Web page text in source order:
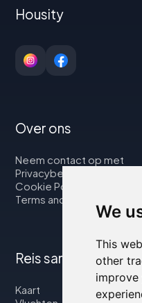
We
This
other
Housity
Over ons
Neem contact op met
Privacybeleid
Cookie Policy
Terms and Conditions
Reis samen met ons
Kaart